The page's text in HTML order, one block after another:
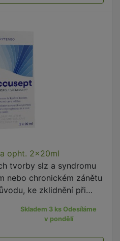
opht. 2x20ml
tvorby slz a syndromu
nebo chronickém zánětu
ke zklidnění při
nošení kontaktních
zrakovém vypětí.
Skladem 3 ks Odesíláme
v pondělí